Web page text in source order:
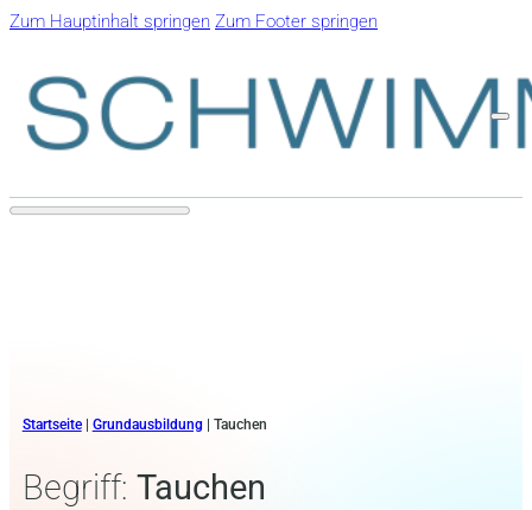
Zum Hauptinhalt springen Zum Footer springen
Startseite| Grundausbildung Tauchen
Begriff: Tauchen